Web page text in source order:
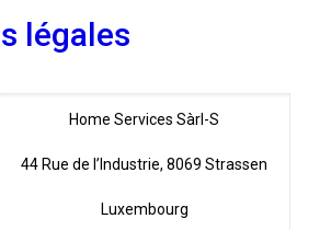
légales
Home Services Sàrl-S
44 Rue de l’Industrie, 8069 Strassen
Luxembourg